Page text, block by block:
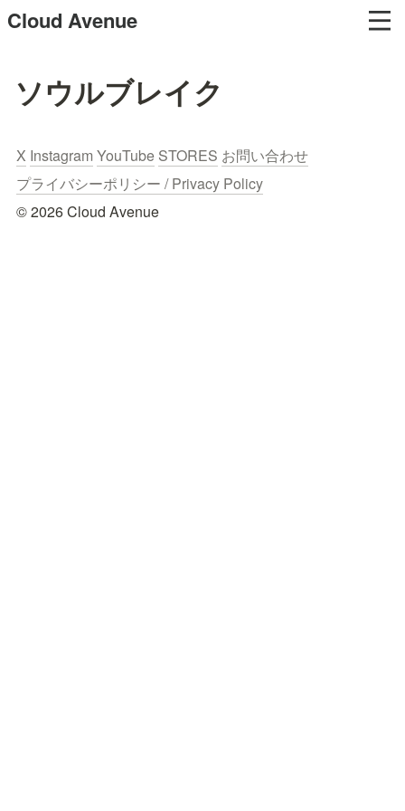
Cloud Avenue
ソウルブレイク
X Instagram YouTube STORES お問い合わせ
プライバシーポリシー / Privacy Policy
© 2026 Cloud Avenue